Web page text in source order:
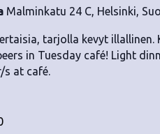
Malminkatu 24 C, Helsinki,
tarjolla kevyt illallinen.
in Tuesday café! Light
s at café.